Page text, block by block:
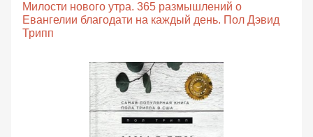
Милости нового утра. 365 размышлений о
Евангелии благодати на каждый день. Пол Дэвид
Трипп